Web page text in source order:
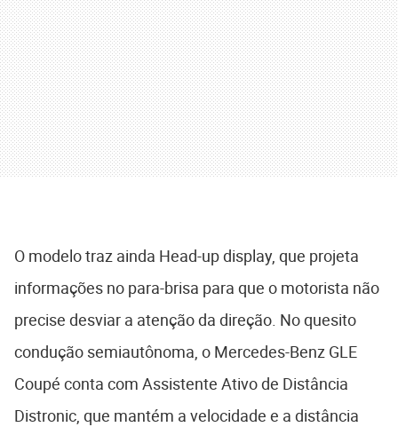
O modelo traz ainda Head-up display, que projeta
informações no para-brisa para que o motorista não
precise desviar a atenção da direção. No quesito
condução semiautônoma, o Mercedes-Benz GLE
Coupé conta com Assistente Ativo de Distância
Distronic, que mantém a velocidade e a distância